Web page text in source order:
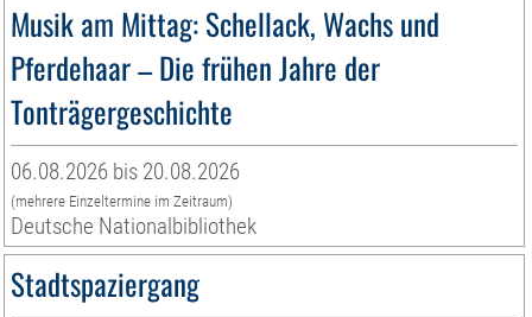
Musik am Mittag: Schellack, Wachs und
Pferdehaar – Die frühen Jahre der
Tonträgergeschichte
06.08.2026 bis 20.08.2026
(mehrere Einzeltermine im Zeitraum)
Deutsche Nationalbibliothek
Stadtspaziergang